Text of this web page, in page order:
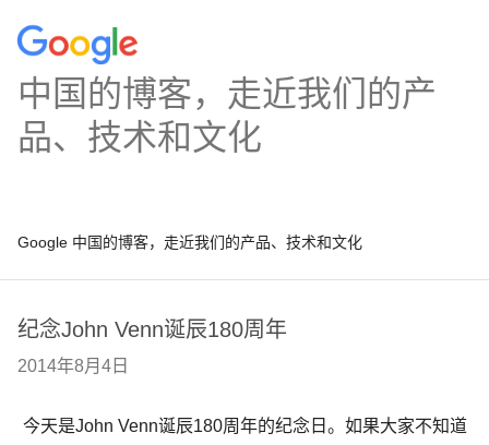
中国的博客，走近我们的产
品、技术和文化
Google 中国的博客，走近我们的产品、技术和文化
纪念John Venn诞辰180周年
2014年8月4日
今天是John Venn诞辰180周年的纪念日。如果大家不知道